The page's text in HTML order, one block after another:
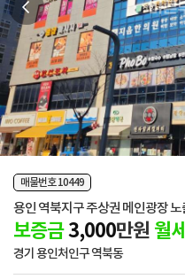
매물번호 10449
용인 역북지구 주상권 메인광장 노
보증금3,000만원월세
경기 용인처인구 역북동